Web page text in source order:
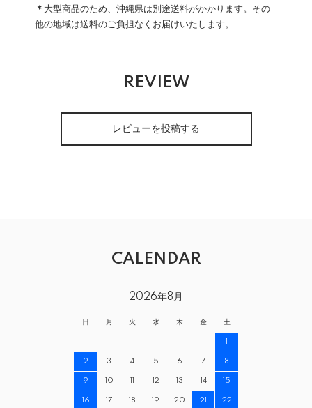
＊ 大型商品のため、沖縄県は別途送料がかかります。その
他の地域は送料のご負担なくお届けいたします。
REVIEW
レビューを投稿する
CALENDAR
2026年8月
日 月 火 水 木 金 土
1
2 3 4 5 6 7 8
9 10 11 12 13 14 15
16 17 18 19 20 21 22